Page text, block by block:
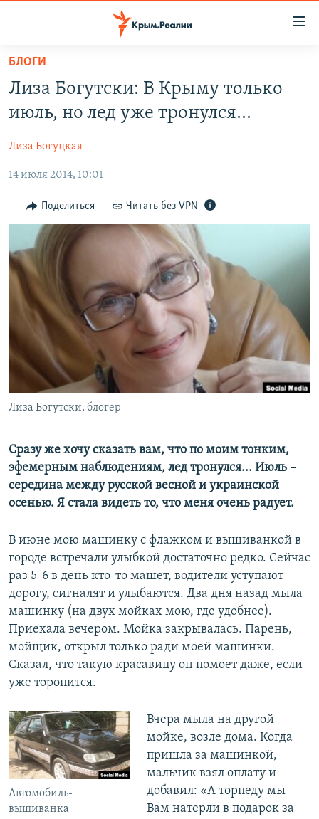
Вернуться
основному
содержанию
навигации
Вернутся
поиску
СПЕЦПРОЕКТЫ
КАРТА ВОЕННЫХ ОБЪЕКТОВ КРЫМА
11 ЛЕТ ОККУПАЦИИ КРЫМА. 11 ИСТОРИЙ СОПРОТИВЛЕНИЯ
ИСТОРИЯ
ЕЩЕ
ИНТЕРАКТИВ
ИНФОГРАФИКА
ТЕЛЕПРОЕКТ КРЫМ.РЕАЛИИ
СОВЕТЫ ПРАВОЗАЩИТНИКОВ
ПРОПАВШИЕ БЕЗ ВЕСТИ
ПОБЕДИТЕЛЕЙ НЕ СУДЯТ?
КРЫМ.НЕПОКОРЕННЫЙ
ELIFBE
УКРАИНСКАЯ ПРОБЛЕМА КРЫМА
РАДІО СВОБОДА
КАК ОБОЙТИ БЛОКИРОВКУ
Українською
Qırımtatar
ПРИСОЕДИНЯЙТЕСЬ!
БЛОГИ
Лиза Богутски: В Крыму только
июль, но лед уже тронулся...
Лиза Богуцкая
14 июля 2014, 10:01
Поделиться Читать без VPN
Лиза Богутски, блогер
Сразу же хочу сказать вам, что по моим тонким,
эфемерным наблюдениям, лед тронулся... Июль –
середина между русской весной и украинской
осенью. Я стала видеть то, что меня очень радует.
В июне мою машинку с флажком и вышиванкой в
городе встречали улыбкой достаточно редко. Сейчас
раз 5-6 в день кто-то машет, водители уступают
дорогу, сигналят и улыбаются. Два дня назад мыла
машинку (на двух мойках мою, где удобнее).
Приехала вечером. Мойка закрывалась. Парень,
мойщик, открыл только ради моей машинки.
Сказал, что такую красавицу он помоет даже, если
уже торопится.
Автомобиль-
вышиванка
Вчера мыла на другой
мойке, возле дома. Когда
пришла за машинкой,
мальчик взял оплату и
добавил: «А торпеду мы
Вам натерли в подарок за